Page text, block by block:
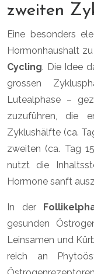
zweiten
Eine besonders
Hormonhaushalt
Cycling. Die Idee
grossen
Lutealphase –
zuzuführen, die
Zyklushälfte (ca.
zweiten (ca. Tag
nutzt die
Hormone sanft
In der
gesunden
Leinsamen und
reich an